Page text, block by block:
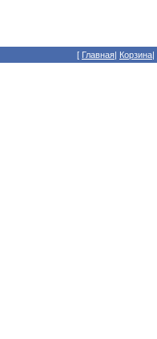
[ Главная| Корзина|